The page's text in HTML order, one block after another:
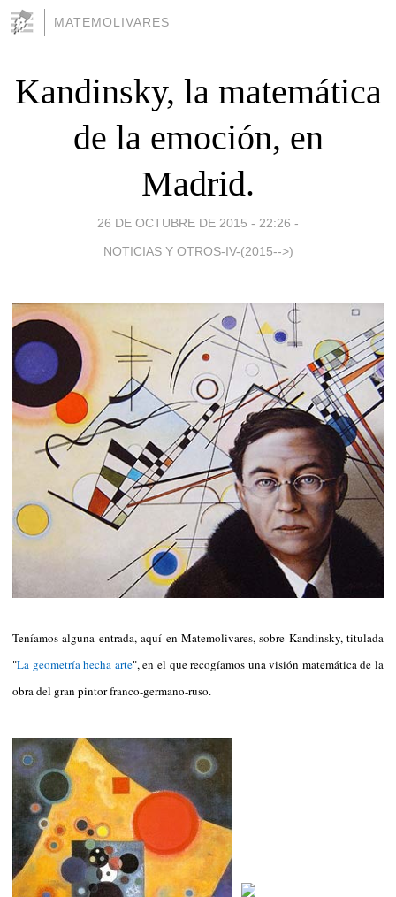
MATEMOLIVARES
Kandinsky, la matemática
de la emoción, en
Madrid.
26 DE OCTUBRE DE 2015 - 22:26 -
NOTICIAS Y OTROS-IV-(2015-->)
Teníamos alguna entrada, aquí en Matemolivares, sobre Kandinsky, titulada
"La geometría hecha arte", en el que recogíamos una visión matemática de la
obra del gran pintor franco-germano-ruso.